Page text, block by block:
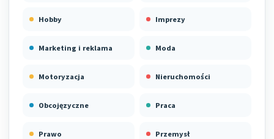
Hobby Imprezy
Marketing i reklama Moda
Motoryzacja Nieruchomości
Obcojęzyczne Praca
Prawo Przemysł